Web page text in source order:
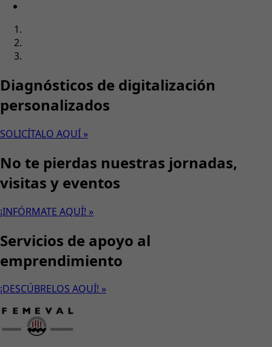
Diagnósticos de digitalización
personalizados
SOLICÍTALO AQUÍ »
No te pierdas nuestras jornadas,
visitas y eventos
¡INFÓRMATE AQUÍ! »
Servicios de apoyo al
emprendimiento
¡DESCÚBRELOS AQUÍ! »